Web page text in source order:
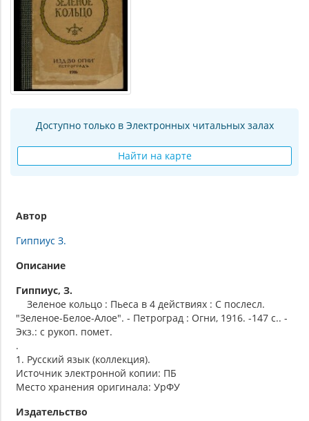
Доступно только в Электронных читальных залах
Найти на карте
Автор
Гиппиус З.
Описание
Гиппиус, З.
Зеленое кольцо : Пьеса в 4 действиях : С послесл.
"Зеленое-Белое-Алое". - Петроград : Огни, 1916. -147 с.. -
Экз.: с рукоп. помет.
.
1. Русский язык (коллекция).
Источник электронной копии: ПБ
Место хранения оригинала: УрФУ
Издательство